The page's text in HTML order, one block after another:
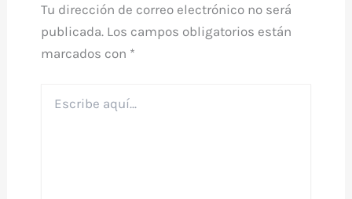
Tu dirección de correo electrónico no será
publicada. Los campos obligatorios están
marcados con *
aquí...